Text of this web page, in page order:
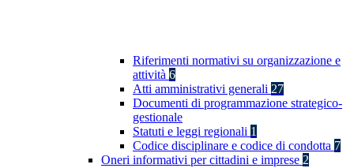
Riferimenti normativi su organizzazione e
attività 6
Atti amministrativi generali 27
Documenti di programmazione strategico-
gestionale
Statuti e leggi regionali 1
Codice disciplinare e codice di condotta 7
Oneri informativi per cittadini e imprese 2